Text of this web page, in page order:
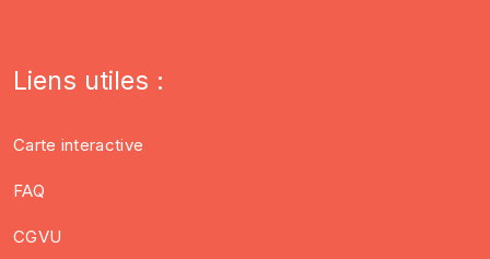
Liens utiles :
Carte interactive
FAQ
CGVU